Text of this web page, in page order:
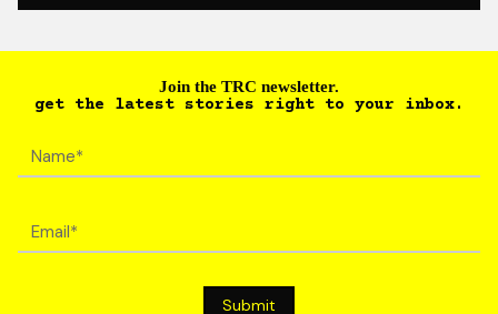
Join the TRC newsletter.
get the latest stories right to your inbox.